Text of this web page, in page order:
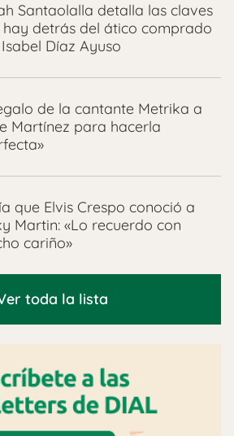
Santaolalla detalla las claves
hay detrás del ático comprado
Díaz Ayuso
de la cantante Metrika a
Martínez para hacerla
que Elvis Crespo conoció a
Martin: «Lo recuerdo con
cariño»
toda la lista